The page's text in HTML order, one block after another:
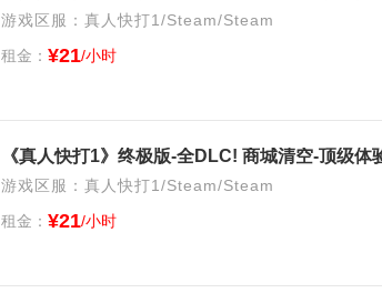
游戏区服：真人快打1/Steam/Steam
租金： ¥21/小时
游戏区服：真人快打1/Steam/Steam
租金： ¥21/小时